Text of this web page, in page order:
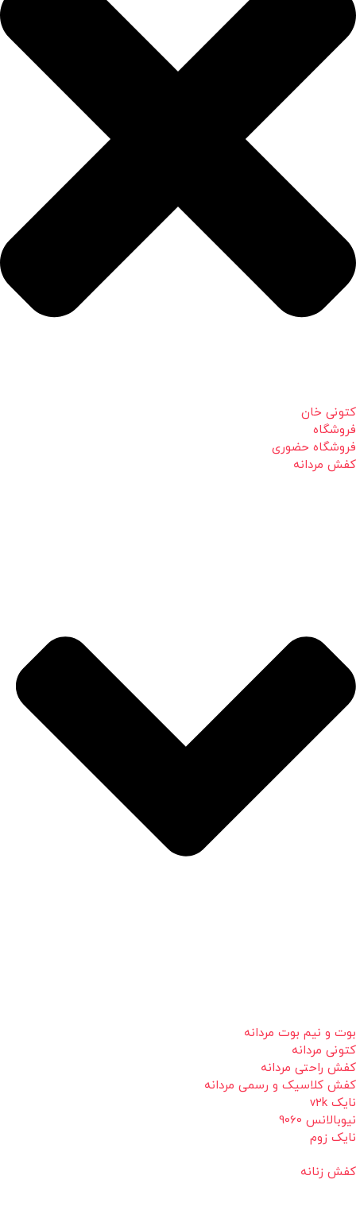
کتونی خان
فروشگاه
فروشگاه حضوری
کفش مردانه
بوت و نیم بوت مردانه
کتونی مردانه
کفش راحتی مردانه
کفش کلاسیک و رسمی مردانه
نایک v2k
نیوبالانس 9060
نایک زوم
کفش زنانه